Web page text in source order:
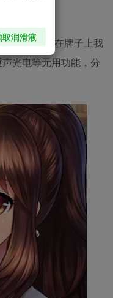
很大的。在牌子上我
光电等无用功能，分
润滑液